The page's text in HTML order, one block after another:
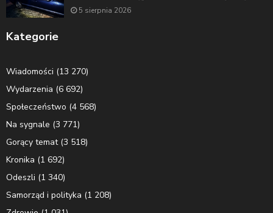
5 sierpnia 2026
Kategorie
Wiadomości (13 270)
Wydarzenia (6 692)
Społeczeństwo (4 568)
Na sygnale (3 771)
Gorący temat(3 518)
Kronika (1 692)
Odeszli (1 340)
Samorząd i polityka (1 208)